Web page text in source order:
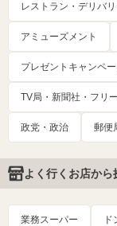
レストラン・デリバ
アミューズメント
プレゼントキャンペ
TV局・新聞社・フリ
政党・政治 郵便
よく行くお店から
業務スーパー